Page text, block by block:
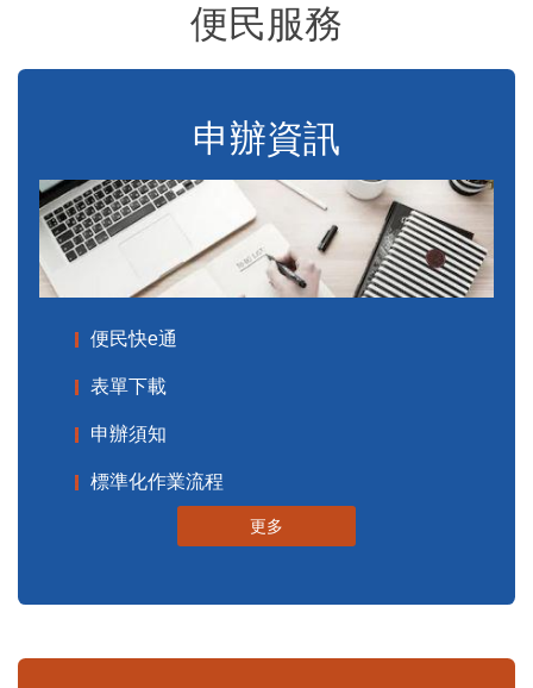
便民服務
申辦資訊
便民快e通
表單下載
申辦須知
標準化作業流程
更多